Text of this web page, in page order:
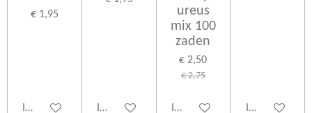
€ 1,95
In winkelwagen In winkelwagen
ureus
mix 100
zaden
€ 2,50
€ 2,75
In winkelwagen In